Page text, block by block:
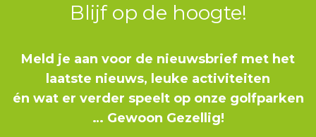
Blijf op de hoogte!
Meld je aan voor de nieuwsbrief met het
laatste nieuws, leuke activiteiten
én wat er verder speelt op onze golfparken
… Gewoon Gezellig!